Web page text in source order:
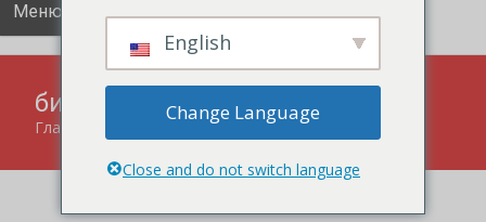
Меню
бисквитное печенье
Главная бисквитное печенье
English
Change Language
Close and do not switch language